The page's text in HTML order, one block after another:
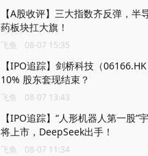
【A股收评】三大指数齐反弹，半
药板块扛大旗！
飞鱼 08-07 15:35
【IPO追踪】剑桥科技（
10% 股东套现结束？
飞鱼 08-07 13:43
【IPO追踪】“人形机器人第一股”
将上市，DeepSeek出手！
飞鱼 08-07 11:34